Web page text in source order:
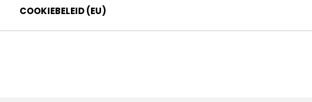
COOKIEBELEID (EU)